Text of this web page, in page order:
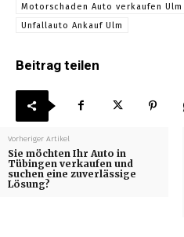
Motorschaden Auto verkaufen Ulm
Unfallauto Ankauf Ulm
Beitrag teilen
Vorheriger Artikel
Sie möchten Ihr Auto in
Tübingen verkaufen und
suchen eine zuverlässige
Lösung?